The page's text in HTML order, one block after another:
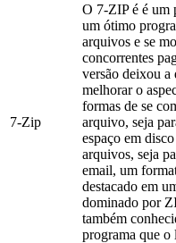
7-Zip
O 7-ZIP é é um
um ótimo
arquivos e se
concorrentes
versão deixou a
melhorar o
formas de se
arquivo, seja
espaço em
arquivos, seja
email, um
destacado em
dominado por
também
programa que o